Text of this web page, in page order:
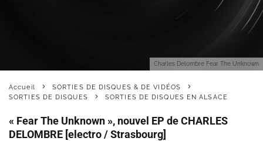
Charles Delombre Fear The Unknown
Accueil
SORTIES DE DISQUES & DE VIDÉOS
SORTIES DE DISQUES
SORTIES DE DISQUES EN ALSACE
« Fear The Unknown », nouvel EP de CHARLES
DELOMBRE [electro / Strasbourg]